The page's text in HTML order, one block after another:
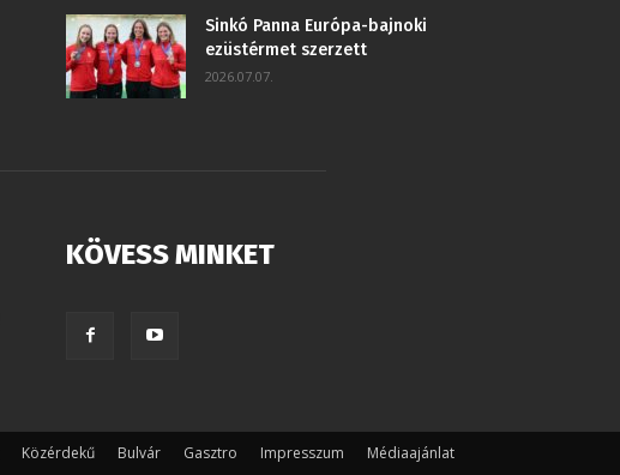
Sinkó Panna Európa-bajnoki
ezüstérmet szerzett
2026.07.07.
KÖVESS MINKET
Közérdekű Bulvár Gasztro Impresszum Médiaajánlat